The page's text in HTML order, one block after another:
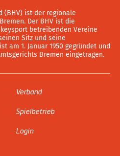
(BHV) ist der regionale
Der BHV ist die
betreibenden Vereine
Sitz und seine
am 1. Januar 1950 gegründet und
Bremen eingetragen.
Verband
Spielbetrieb
Login